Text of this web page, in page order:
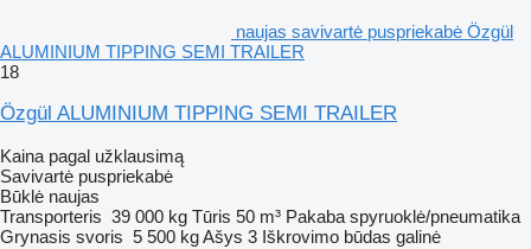
naujas savivartė puspriekabė Özgül
ALUMINIUM TIPPING SEMI TRAILER
18
Özgül ALUMINIUM TIPPING SEMI TRAILER
Kaina pagal užklausimą
Savivartė puspriekabė
Būklė naujas
Transporteris 39 000 kg Tūris 50 m³ Pakaba spyruoklė/pneumatika
Grynasis svoris 5 500 kgAšys 3 Iškrovimo būdas galinė